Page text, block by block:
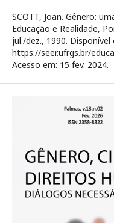
SCOTT, Joan. Gênero:
Educação e Realidade,
jul./dez., 1990. Disponível
https://seer.ufrgs.br/
Acesso em: 15 fev. 2024.